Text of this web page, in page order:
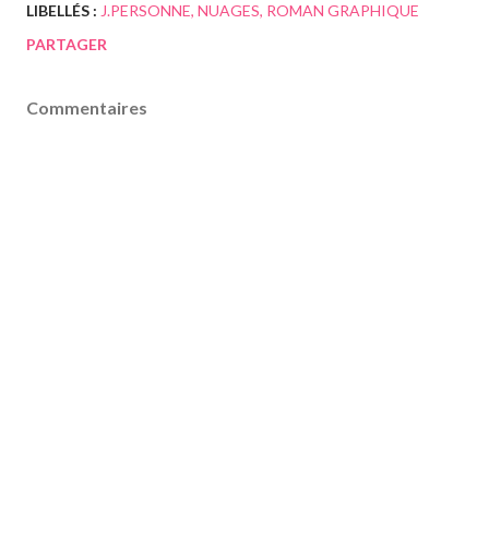
LIBELLÉS : J.PERSONNE NUAGES ROMAN GRAPHIQUE
PARTAGER
Commentaires